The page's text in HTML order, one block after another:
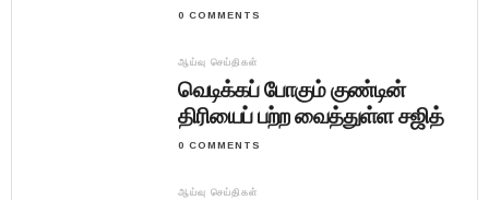
0 COMMENTS
ஆய்வு செய்திகள்
வெடிக்கப் போகும் குண்டின்
திரியைப் பற்ற வைத்துள்ள சஜித்
0 COMMENTS
ஆய்வு செய்திகள்